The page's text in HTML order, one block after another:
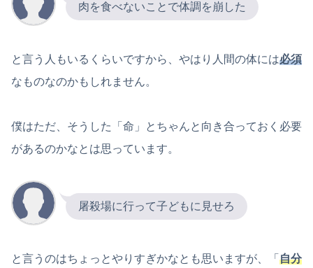
肉を食べないことで体調を崩した
と言う人もいるくらいですから、やはり人間の体には必須
なものなのかもしれません。
僕はただ、そうした「命」とちゃんと向き合っておく必要
があるのかなとは思っています。
屠殺場に行って子どもに見せろ
と言うのはちょっとやりすぎかなとも思いますが、「 自分